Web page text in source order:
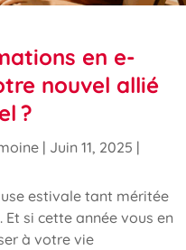
en e-
nouvel allié
?
| Juin 11, 2025 |
estivale tant méritée
Et si cette année vous en
à votre vie